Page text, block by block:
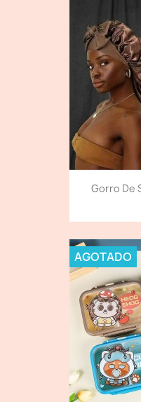
Gorro De
AGOTADO